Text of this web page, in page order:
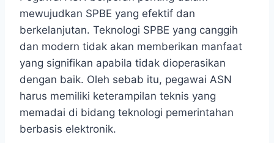
mewujudkan SPBE yang efektif dan
berkelanjutan. Teknologi SPBE yang canggih
dan modern tidak akan memberikan manfaat
yang signifikan apabila tidak dioperasikan
dengan baik. Oleh sebab itu, pegawai ASN
harus memiliki keterampilan teknis yang
memadai di bidang teknologi pemerintahan
berbasis elektronik.